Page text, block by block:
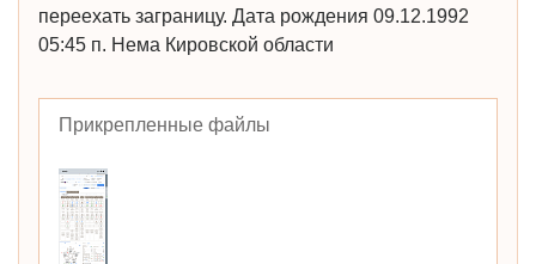
переехать заграницу. Дата рождения 09.12.1992
05:45 п. Нема Кировской области
Прикрепленные файлы